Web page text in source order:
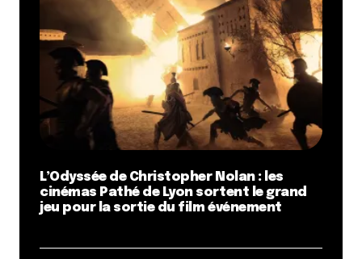
L’Odyssée de Christopher Nolan : les
cinémas Pathé de Lyon sortent le grand
jeu pour la sortie du film événement